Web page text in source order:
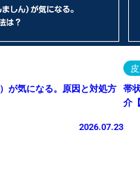
が気になる。原因と対処方
2026.07.23
帯
介